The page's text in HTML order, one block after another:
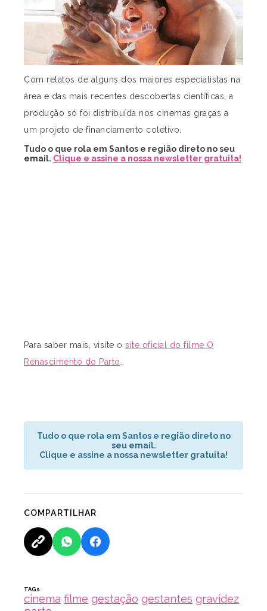
Com relatos de alguns dos maiores especialistas na
área e das mais recentes descobertas científicas, a
produção só foi distribuída nos cinemas graças a
um projeto de financiamento coletivo.
Tudo o que rola em Santos e região direto no seu
email. Clique e assine a nossa newsletter gratuita!
Para saber mais, visite o site oficial do filme O
Renascimento do Parto
Tudo o que rola em Santos e região direto no
seu email.
Clique e assine a nossa newsletter gratuita!
COMPARTILHAR
TAGs
cinema filme gestação gestantes gravidez